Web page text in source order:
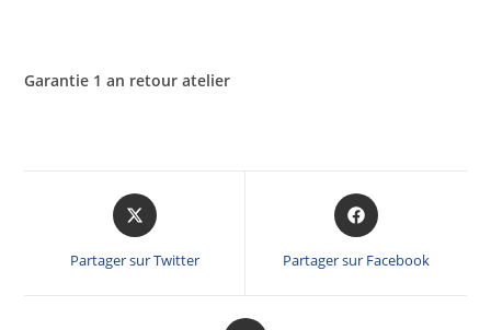
Garantie 1 an retour atelier
Partager sur Twitter Partager sur Facebook